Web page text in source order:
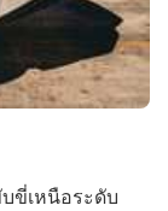
ขี่เหนือระดับ